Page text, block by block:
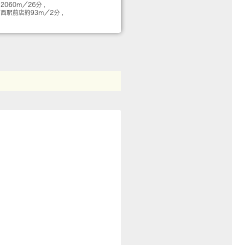
2060m／26分
駅前店約93m／2分